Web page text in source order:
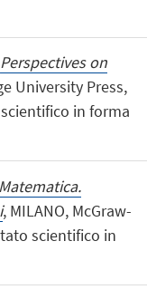
Perspectives on
University Press,
in forma
, MILANO, McGraw-
scientifico in